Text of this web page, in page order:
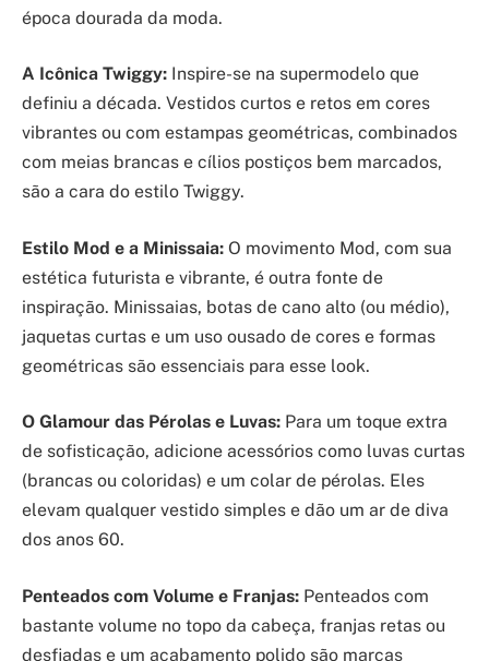
época dourada da moda.
A Icônica Twiggy: Inspire-se na supermodelo que
definiu a década. Vestidos curtos e retos em cores
vibrantes ou com estampas geométricas, combinados
com meias brancas e cílios postiços bem marcados,
são a cara do estilo Twiggy.
Estilo Mod e a Minissaia: O movimento Mod, com sua
estética futurista e vibrante, é outra fonte de
inspiração. Minissaias, botas de cano alto (ou médio),
jaquetas curtas e um uso ousado de cores e formas
geométricas são essenciais para esse look.
O Glamour das Pérolas e Luvas: Para um toque extra
de sofisticação, adicione acessórios como luvas curtas
(brancas ou coloridas) e um colar de pérolas. Eles
elevam qualquer vestido simples e dão um ar de diva
dos anos 60.
Penteados com Volume e Franjas: Penteados com
bastante volume no topo da cabeça, franjas retas ou
desfiadas e um acabamento polido são marcas